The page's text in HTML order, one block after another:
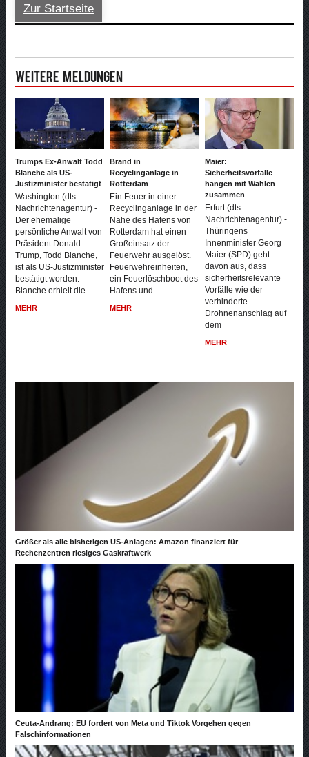
Zur Startseite
Weitere Meldungen
Trumps Ex-Anwalt Todd
Blanche als US-
Justizminister bestätigt
Washington (dts
Nachrichtenagentur) -
Der ehemalige
persönliche Anwalt von
Präsident Donald
Trump, Todd Blanche,
ist als US-Justizminister
bestätigt worden.
Blanche erhielt die
MEHR
Brand in
Recyclinganlage in
Rotterdam
Ein Feuer in einer
Recyclinganlage in der
Nähe des Hafens von
Rotterdam hat einen
Großeinsatz der
Feuerwehr ausgelöst.
Feuerwehreinheiten,
ein Feuerlöschboot des
Hafens und
MEHR
Maier:
Sicherheitsvorfälle
hängen mit Wahlen
zusammen
Erfurt (dts
Nachrichtenagentur) -
Thüringens
Innenminister Georg
Maier (SPD) geht
davon aus, dass
sicherheitsrelevante
Vorfälle wie der
verhinderte
Drohnenanschlag auf
dem
MEHR
Größer als alle bisherigen US-Anlagen: Amazon finanziert für
Rechenzentren riesiges Gaskraftwerk
Ceuta-Andrang: EU fordert von Meta und Tiktok Vorgehen gegen
Falschinformationen